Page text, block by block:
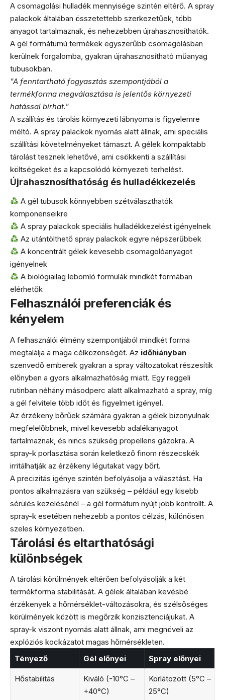
A csomagolási hulladék mennyisége szintén eltérő. A spray
palackok általában összetettebb szerkezetűek, több
anyagot tartalmaznak, és nehezebben újrahasznosíthatók.
A gél formátumú termékek egyszerűbb csomagolásban
kerülnek forgalomba, gyakran újrahasznosítható műanyag
tubusokban.
"A fenntartható fogyasztás szempontjából a
termékforma megválasztása is jelentős környezeti
hatással bírhat."
A szállítás és tárolás környezeti lábnyoma is figyelemre
méltó. A spray palackok nyomás alatt állnak, ami speciális
szállítási követelményeket támaszt. A gélek kompaktabb
tárolást tesznek lehetővé, ami csökkenti a szállítási
költségeket és a kapcsolódó környezeti terhelést.
Újrahasznosíthatóság és hulladékkezelés
A gél tubusok könnyebben szétválaszthatók
komponenseikre
A spray palackok speciális hulladékkezelést igényelnek
Az utántölthető spray palackok egyre népszerűbbek
A koncentrált gélek kevesebb csomagolóanyagot
igényelnek
A biológiailag lebomló formulák mindkét formában
elérhetők
Felhasználói preferenciák és
kényelem
A felhasználói élmény szempontjából mindkét forma
megtalálja a maga célközönségét. Az időhiányban
szenvedő emberek gyakran a spray változatokat részesítik
előnyben a gyors alkalmazhatóság miatt. Egy reggeli
rutinban néhány másodperc alatt alkalmazható a spray, míg
a gél felvitele több időt és figyelmet igényel.
Az érzékeny bőrűek számára gyakran a gélek bizonyulnak
megfelelőbbnek, mivel kevesebb adalékanyagot
tartalmaznak, és nincs szükség propellens gázokra. A
spray-k porlasztása során keletkező finom részecskék
irritálhatják az érzékeny légutakat vagy bőrt.
A precizitás igénye szintén befolyásolja a választást. Ha
pontos alkalmazásra van szükség – például egy kisebb
sérülés kezelésénél – a gél formátum nyújt jobb kontrollt. A
spray-k esetében nehezebb a pontos célzás, különösen
szeles környezetben.
Tárolási és eltarthatósági
különbségek
A tárolási körülmények eltérően befolyásolják a két
termékforma stabilitását. A gélek általában kevésbé
érzékenyek a hőmérséklet-változásokra, és szélsőséges
körülmények között is megőrzik konzisztenciájukat. A
spray-k viszont nyomás alatt állnak, ami megnöveli az
explóziós kockázatot magas hőmérsékleten.
Tényező
Gél előnyei Spray előnyei
Hőstabilitás
Kiváló (-10°C –
+40°C)
Korlátozott (5°C –
25°C)